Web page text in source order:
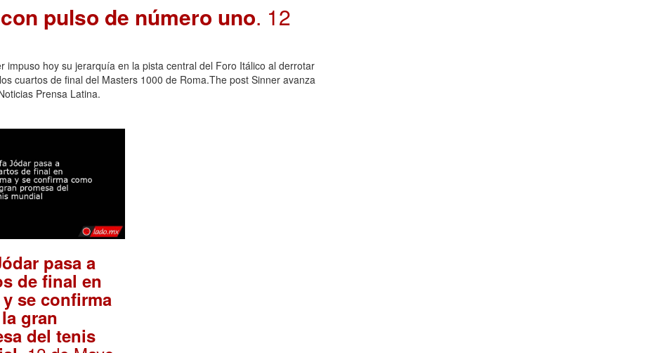
pulso de número uno. 12
impuso hoy su jerarquía en la pista central del Foro Itálico al derrotar
cuartos de final del Masters 1000 de Roma.The post Sinner avanza
Prensa Latina.
pasa a
de final en
y se confirma
gran
del tenis